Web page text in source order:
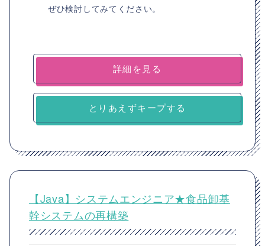
ぜひ検討してみてください。
詳細を見る
とりあえずキープする
【Java】システムエンジニア★食品卸基
幹システムの再構築